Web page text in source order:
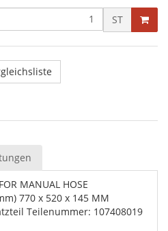
ST
MANUAL HOSE
770 x 520 x 145 MM
Teilenummer: 107408019